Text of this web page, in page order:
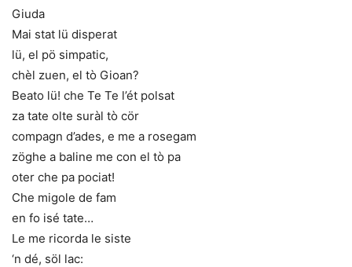
Giuda
Mai stat lü disperat
lü, el pö simpatic,
chèl zuen, el tò Gioan?
Beato lü! che Te Te l’ét polsat
za tate olte suràl tò cör
compagn d’ades, e me a rosegam
zöghe a baline me con el tò pa
oter che pa pociat!
Che migole de fam
en fo isé tate…
Le me ricorda le siste
‘n dé, söl lac: